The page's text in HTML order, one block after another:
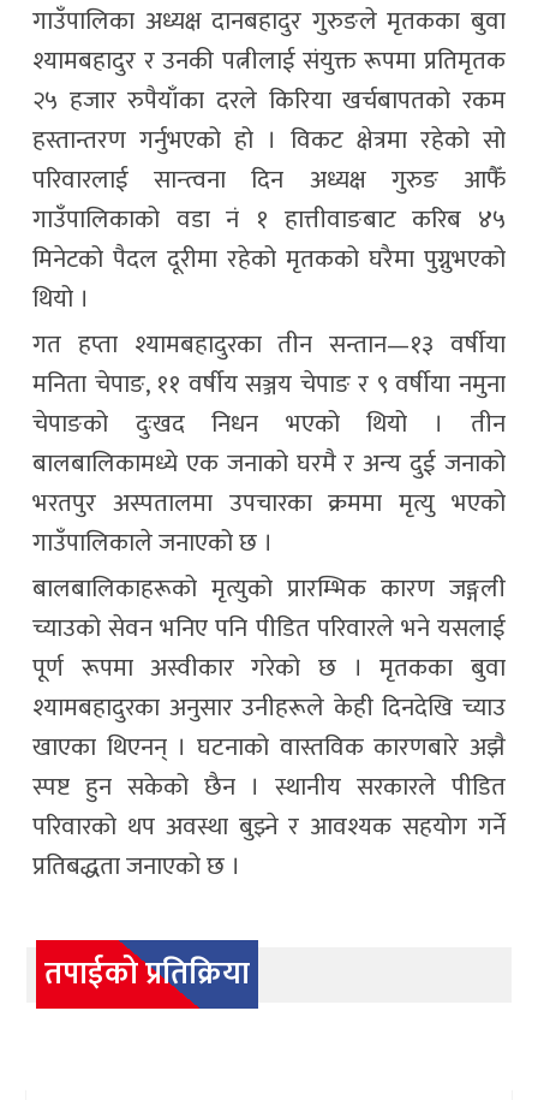
गाउँपालिका अध्यक्ष दानबहादुर गुरुङले मृतकका बुवा
श्यामबहादुर र उनकी पत्नीलाई संयुक्त रूपमा प्रतिमृतक
२५ हजार रुपैयाँका दरले किरिया खर्चबापतको रकम
हस्तान्तरण गर्नुभएको हो । विकट क्षेत्रमा रहेको सो
परिवारलाई सान्त्वना दिन अध्यक्ष गुरुङ आफैँ
गाउँपालिकाको वडा नं १ हात्तीवाङबाट करिब ४५
मिनेटको पैदल दूरीमा रहेको मृतकको घरैमा पुग्नुभएको
थियो ।
गत हप्ता श्यामबहादुरका तीन सन्तान—१३ वर्षीया
मनिता चेपाङ, ११ वर्षीय सञ्जय चेपाङ र ९ वर्षीया नमुना
चेपाङको दुःखद निधन भएको थियो । तीन
बालबालिकामध्ये एक जनाको घरमै र अन्य दुई जनाको
भरतपुर अस्पतालमा उपचारका क्रममा मृत्यु भएको
गाउँपालिकाले जनाएको छ ।
बालबालिकाहरूको मृत्युको प्रारम्भिक कारण जङ्गली
च्याउको सेवन भनिए पनि पीडित परिवारले भने यसलाई
पूर्ण रूपमा अस्वीकार गरेको छ । मृतकका बुवा
श्यामबहादुरका अनुसार उनीहरूले केही दिनदेखि च्याउ
खाएका थिएनन् । घटनाको वास्तविक कारणबारे अझै
स्पष्ट हुन सकेको छैन । स्थानीय सरकारले पीडित
परिवारको थप अवस्था बुझ्ने र आवश्यक सहयोग गर्ने
प्रतिबद्धता जनाएको छ ।
तपाईको प्रतिक्रिया